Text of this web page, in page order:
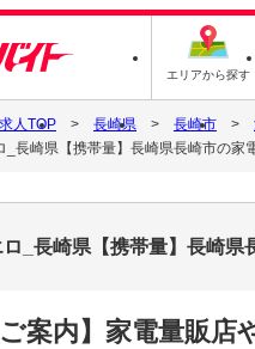
エリアから探す
人TOP 長崎県 長崎市
_長崎県【携帯量】長崎県長崎市の家
_長崎県【携帯量】長崎
ご案内】家電量販